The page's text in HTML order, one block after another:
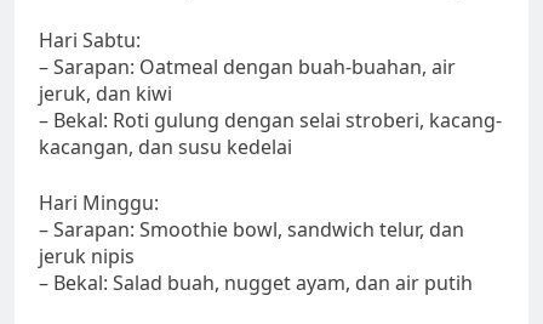
Hari Sabtu:
– Sarapan: Oatmeal dengan buah-buahan, air
jeruk, dan kiwi
– Bekal: Roti gulung dengan selai stroberi, kacang-
kacangan, dan susu kedelai
Hari Minggu:
– Sarapan: Smoothie bowl, sandwich telur, dan
jeruk nipis
– Bekal: Salad buah, nugget ayam, dan air putih